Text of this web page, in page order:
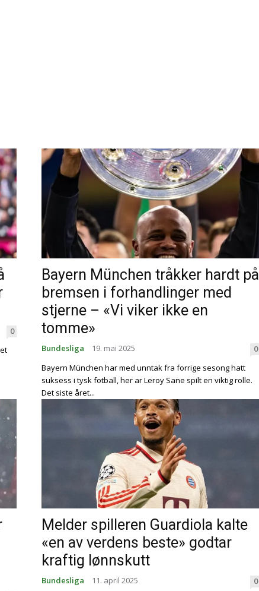
0
Bayern München tråkker hardt på
bremsen i forhandlinger med
stjerne – «Vi viker ikke en
tomme»
Bundesliga 19. mai 2025
0
Bayern München har med unntak fra forrige sesong hatt
suksess i tysk fotball, her ar Leroy Sane spilt en viktig rolle.
Det siste året...
Melder spilleren Guardiola kalte
«en av verdens beste» godtar
kraftig lønnskutt
Bundesliga 11. april 2025
0